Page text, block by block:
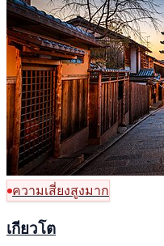
ความเสี่ยงสูงมาก
เกียวโต